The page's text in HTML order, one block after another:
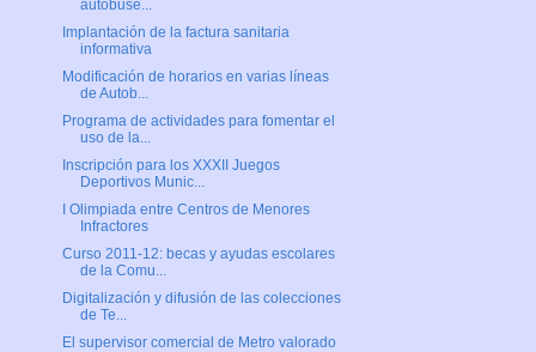
autobuse...
Implantación de la factura sanitaria
informativa
Modificación de horarios en varias líneas
de Autob...
Programa de actividades para fomentar el
uso de la...
Inscripción para los XXXII Juegos
Deportivos Munic...
I Olimpiada entre Centros de Menores
Infractores
Curso 2011-12: becas y ayudas escolares
de la Comu...
Digitalización y difusión de las colecciones
de Te...
El supervisor comercial de Metro valorado